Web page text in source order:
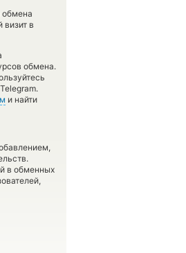
обмена
в
обмена.
и найти
в обменных